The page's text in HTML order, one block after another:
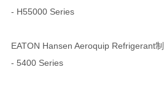
- H55000 Series
EATON Hansen Aeroquip Refrigerant
- 5400 Series